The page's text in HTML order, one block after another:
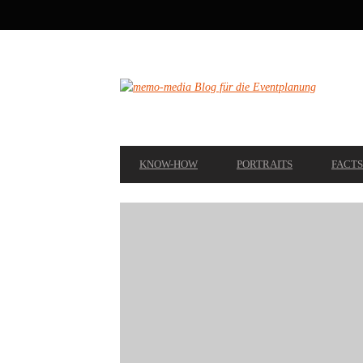
NAVIGATION
NAVIGATION
KNOW-HOW PORTRAITS FACTS